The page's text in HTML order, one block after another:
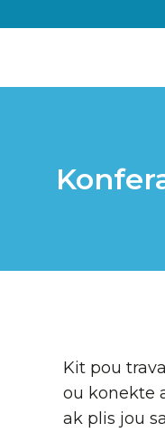
Kit pou
ou konekte
ak plis jou